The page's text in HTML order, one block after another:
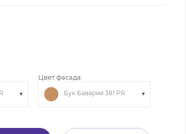
Цвет фасада:
Бук Бавария 381 PR